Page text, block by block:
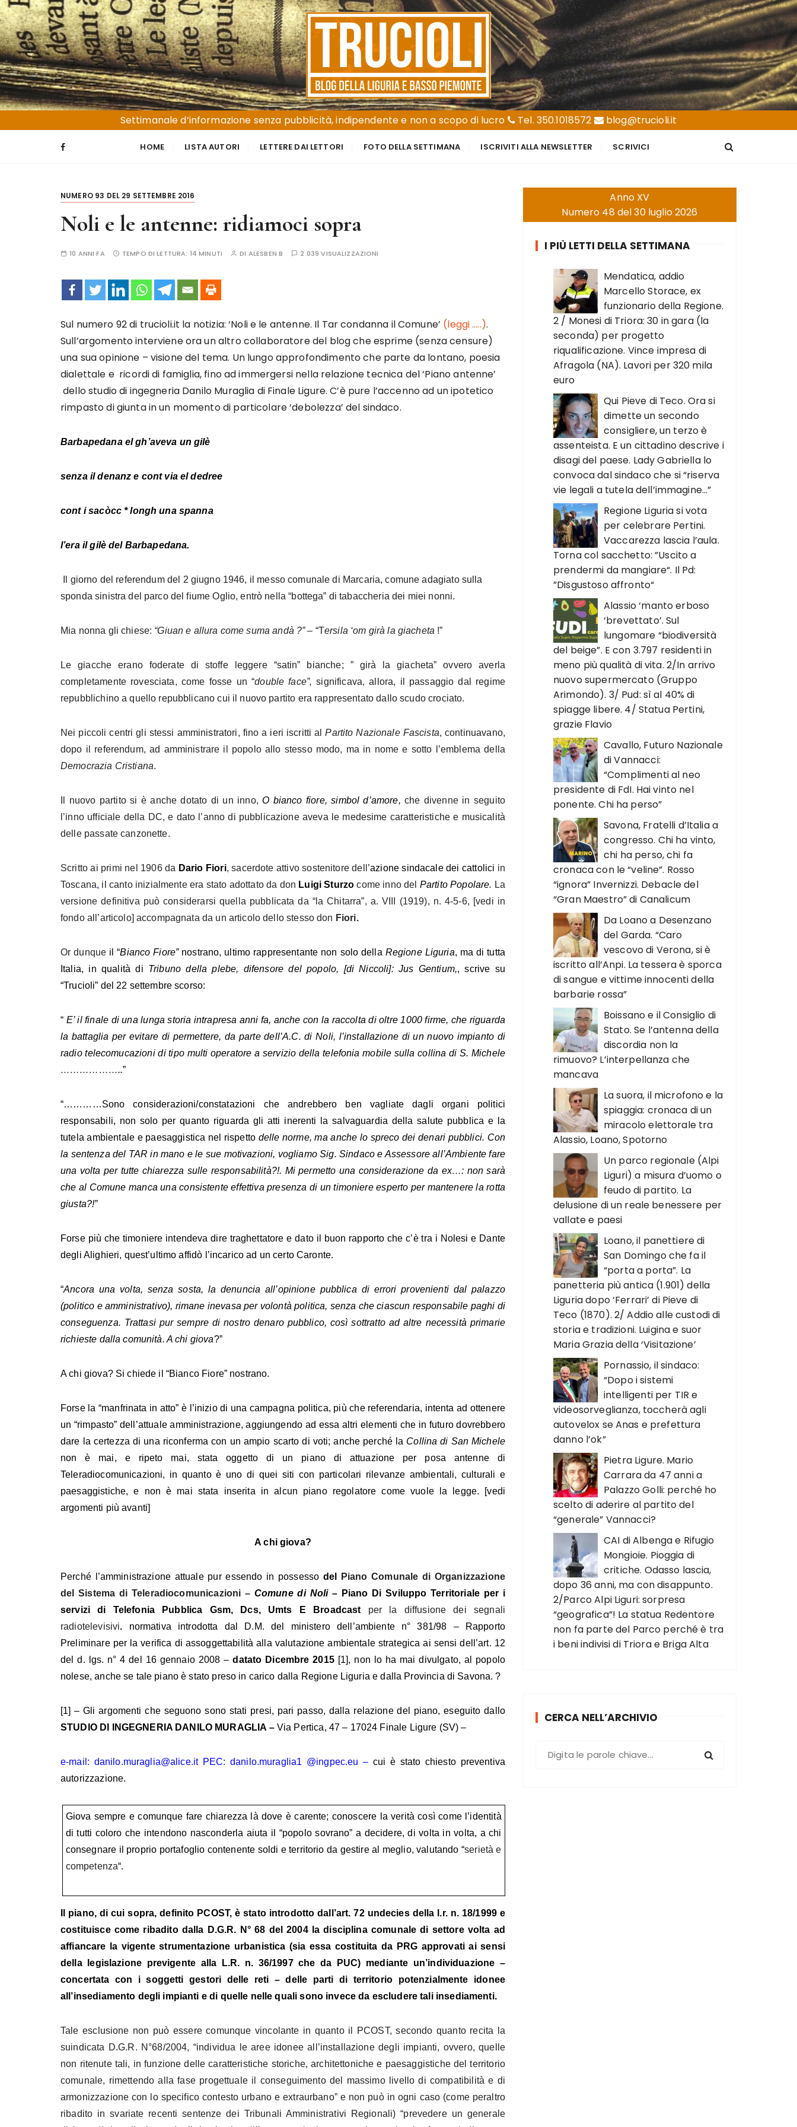
S
a
l
t
a
a
l
c
Trucioli
Liguria e Basso Piemonte
Settimanale d’informazione senza pubblicità, indipendente e non a scopo di lucro
Tel. 350.1018572 blog@trucioli.it
HOME LISTA AUTORI LETTERE DAI LETTORI FOTO DELLA SETTIMANA ISCRIVITI ALLA NEWSLETTER SCRIVICI
NUMERO 93 DEL 29 SETTEMBRE 2016
Noli e le antenne: ridiamoci sopra
10 ANNI FA TEMPO DI LETTURA: 14 MINUTI DI ALESBEN B 2.039 VISUALIZZAZIONI
Sul numero 92 di trucioli.it la notizia: ‘Noli e le antenne. Il Tar condanna il Comune’ (leggi …..).
Sull’argomento interviene ora un altro collaboratore del blog che esprime (senza censure)
una sua opinione – visione del tema. Un lungo approfondimento che parte da lontano, poesia
dialettale e ricordi di famiglia, fino ad immergersi nella relazione tecnica del ‘Piano antenne’
dello studio di ingegneria Danilo Muraglia di Finale Ligure. C’è pure l’accenno ad un ipotetico
rimpasto di giunta in un momento di particolare ‘debolezza’ del sindaco.
Barbapedana el gh’aveva un gilè
senza il denanz e cont via el dedree
cont i sacòcc * longh una spanna
l’era il gilè del Barbapedana.
Il giorno del referendum del 2 giugno 1946, il messo comunale di Marcaria, comune adagiato sulla
sponda sinistra del parco del fiume Oglio, entrò nella “bottega” di tabaccheria dei miei nonni.
Mia nonna gli chiese: “Giuan e allura come suma andà ?”– “Tersila ‘om girà la giacheta !”
Le giacche erano foderate di stoffe leggere “satin” bianche; ” girà la giacheta” ovvero averla
completamente rovesciata, come fosse un “double face”, significava, allora, il passaggio dal regime
repubblichino a quello repubblicano cui il nuovo partito era rappresentato dallo scudo crociato.
Nei piccoli centri gli stessi amministratori, fino a ieri iscritti alPartito Nazionale Fascista, continuavano,
dopo il referendum, ad amministrare il popolo allo stesso modo, ma in nome e sotto l’emblema della
Democrazia Cristiana.
Il nuovo partito si è anche dotato di un inno,O bianco fiore, simbol d’amore,che divenne in seguito
l’inno ufficiale della DC, e dato l’anno di pubblicazione aveva le medesime caratteristiche e musicalità
delle passate canzonette.
Scritto ai primi nel 1906 da Dario Fiori, sacerdote attivo sostenitore dell’azione sindacale dei cattolici in
Toscana, il canto inizialmente era stato adottato da don Luigi Sturzocome inno del Partito Popolare. La
versione definitiva può considerarsi quella pubblicata da “la Chitarra”, a. VIII (1919), n. 4-5-6, [vedi in
fondo all’articolo] accompagnata da un articolo dello stesso don Fiori.
Or dunque il “Bianco Fiore”nostrano, ultimo rappresentante non solo della Regione Liguria, ma di tutta
Italia, in qualità di Tribuno della plebe, difensore del popolo, [di Niccoli]: Jus Gentium,, scrive su
“Trucioli” del 22 settembre scorso:
“ E’ il finale di una lunga storia intrapresa anni fa, anche con la raccolta di oltre 1000 firme, che riguarda
la battaglia per evitare di permettere, da parte dell’A.C. di Noli, l’installazione di un nuovo impianto di
radio telecomucazioni di tipo multi operatore a servizio della telefonia mobile sulla collina di S. Michele
………………..”
“…………Sono considerazioni/constatazioni che andrebbero ben vagliate dagli organi politici
responsabili, non solo per quanto riguarda gli atti inerenti la salvaguardia della salute pubblica e la
tutela ambientale e paesaggistica nel rispetto delle norme, ma anche lo spreco dei denari pubblici. Con
la sentenza del TAR in mano e le sue motivazioni, vogliamo Sig. Sindaco e Assessore all’Ambiente fare
una volta per tutte chiarezza sulle responsabilità?!. Mi permetto una considerazione da ex…: non sarà
che al Comune manca una consistente effettiva presenza di un timoniere esperto per mantenere la rotta
giusta?!”
Forse più che timoniere intendeva dire traghettatore e dato il buon rapporto che c’è tra i Nolesi e Dante
degli Alighieri, quest’ultimo affidò l’incarico ad un certo Caronte.
“Ancora una volta, senza sosta, la denuncia all’opinione pubblica di errori provenienti dal palazzo
(politico e amministrativo), rimane inevasa per volontà politica, senza che ciascun responsabile paghi di
conseguenza. Trattasi pur sempre di nostro denaro pubblico, così sottratto ad altre necessità primarie
richieste dalla comunità. A chi giova?”
A chi giova? Si chiede il “Bianco Fiore” nostrano.
Forse la “manfrinata in atto” è l’inizio di una campagna politica, più che referendaria, intenta ad ottenere
un “rimpasto” dell’attuale amministrazione, aggiungendo ad essa altri elementi che in futuro dovrebbero
dare la certezza di una riconferma con un ampio scarto di voti; anche perché la Collina di San Michele
non è mai, e ripeto mai, stata oggetto di un piano di attuazione per posa antenne di
Teleradiocomunicazioni, in quanto è uno di quei siti con particolari rilevanze ambientali, culturali e
paesaggistiche, e non è mai stata inserita in alcun piano regolatore come vuole la legge. [vedi
argomenti più avanti]
A chi giova?
Perché l’amministrazione attuale pur essendo in possesso del
Piano Comunale di Organizzazione
del Sistema di Teleradiocomunicazioni – Comune di Noli – Piano Di Sviluppo Territoriale per i
servizi di Telefonia Pubblica Gsm, Dcs, Umts E Broadcast per la diffusione dei segnali
radiotelevisivi. normativa introdotta dal D.M. del ministero dell’ambiente n° 381/98 – Rapporto
Preliminare per la verifica di assoggettabilità alla valutazione ambientale strategica ai sensi dell’art. 12
del d. lgs. n° 4 del 16 gennaio 2008 –datato Dicembre 2015[1], non lo ha mai divulgato, al popolo
nolese, anche se tale piano è stato preso in carico dalla Regione Liguria e dalla Provincia di Savona. ?
[1] – Gli argomenti che seguono sono stati presi, pari passo, dalla relazione del piano, eseguito dallo
STUDIO DI INGEGNERIA DANILO MURAGLIA – Via Pertica, 47 – 17024 Finale Ligure (SV) –
e-mail: danilo.muraglia@alice.it PEC: danilo.muraglia1 @ingpec.eu – cui è stato chiesto preventiva
autorizzazione.
Giova sempre e comunque fare chiarezza là dove è carente; conoscere la verità così come l’identità
di tutti coloro che intendono nasconderla aiuta il “popolo sovrano” a decidere, di volta in volta, a chi
consegnare il proprio portafoglio contenente soldi e territorio da gestire al meglio, valutando “serietà e
competenza“.
Il piano, di cui sopra, definito PCOST, è stato introdotto dall’art. 72 undecies della l.r. n. 18/1999 e
costituisce come ribadito dalla D.G.R. N° 68 del 2004 la disciplina comunale di settore volta ad
affiancare la vigente strumentazione urbanistica (sia essa costituita da PRG approvati ai sensi
della legislazione previgente alla L.R. n. 36/1997 che da PUC) mediante un’individuazione –
concertata con i soggetti gestori delle reti – delle parti di territorio potenzialmente idonee
all’insediamento degli impianti e di quelle nelle quali sono invece da escludere tali insediamenti.
Tale esclusione non può essere comunque vincolante in quanto il PCOST, secondo quanto recita la
suindicata D.G.R. N°68/2004, “individua le aree idonee all’installazione degli impianti, ovvero, quelle
non ritenute tali, in funzione delle caratteristiche storiche, architettoniche e paesaggistiche del territorio
comunale, rimettendo alla fase progettuale il conseguimento del massimo livello di compatibilità e di
armonizzazione con lo specifico contesto urbano e extraurbano” e non può in ogni caso (come peraltro
ribadito in svariate recenti sentenze dei Tribunali Amministrativi Regionali) “prevedere un generale
Anno XV
Numero 48 del 30 luglio 2026
I PIÙ LETTI DELLA SETTIMANA
Mendatica, addio
Marcello Storace, ex
funzionario della Regione.
2 / Monesi di Triora: 30 in gara (la
seconda) per progetto
riqualificazione. Vince impresa di
Afragola (NA). Lavori per 320 mila
euro
Qui Pieve di Teco. Ora si
dimette un secondo
consigliere, un terzo è
assenteista. E un cittadino descrive i
disagi del paese. Lady Gabriella lo
convoca dal sindaco che si “riserva
vie legali a tutela dell’immagine…”
Regione Liguria si vota
per celebrare Pertini.
Vaccarezza lascia l’aula.
Torna col sacchetto: ”Uscito a
prendermi da mangiare“. Il Pd:
”Disgustoso affronto“
Alassio ‘manto erboso
‘brevettato’. Sul
lungomare “biodiversità
del beige”. E con 3.797 residenti in
meno più qualità di vita. 2/In arrivo
nuovo supermercato (Gruppo
Arimondo). 3/ Pud: sì al 40% di
spiagge libere. 4/ Statua Pertini,
grazie Flavio
Cavallo, Futuro Nazionale
di Vannacci:
“Complimenti al neo
presidente di FdI. Hai vinto nel
ponente. Chi ha perso”
Savona, Fratelli d’Italia a
congresso. Chi ha vinto,
chi ha perso, chi fa
cronaca con le “veline”. Rosso
“ignora” Invernizzi. Debacle del
“Gran Maestro” di Canalicum
Da Loano a Desenzano
del Garda. “Caro
vescovo di Verona, si è
iscritto all’Anpi. La tessera è sporca
di sangue e vittime innocenti della
barbarie rossa”
Boissano e il Consiglio di
Stato. Se l’antenna della
discordia non la
rimuovo? L’interpellanza che
mancava
La suora, il microfono e la
spiaggia: cronaca di un
miracolo elettorale tra
Alassio, Loano, Spotorno
Un parco regionale (Alpi
Liguri) a misura d’uomo o
feudo di partito. La
delusione di un reale benessere per
vallate e paesi
Loano, il panettiere di
San Domingo che fa il
“porta a porta”. La
panetteria più antica (1.901) della
Liguria dopo ‘Ferrari’ di Pieve di
Teco (1870). 2/ Addio alle custodi di
storia e tradizioni. Luigina e suor
Maria Grazia della ‘Visitazione’
Pornassio, il sindaco:
“Dopo i sistemi
intelligenti per TIR e
videosorveglianza, toccherà agli
autovelox se Anas e prefettura
danno l’ok”
Pietra Ligure. Mario
Carrara da 47 anni a
Palazzo Golli: perché ho
scelto di aderire al partito del
“generale” Vannacci?
CAI di Albenga e Rifugio
Mongioie. Pioggia di
critiche. Odasso lascia,
dopo 36 anni, ma con disappunto.
2/Parco Alpi Liguri: sorpresa
“geografica”! La statua Redentore
non fa parte del Parco perché è tra
i beni indivisi di Triora e Briga Alta
CERCA NELL’ARCHIVIO